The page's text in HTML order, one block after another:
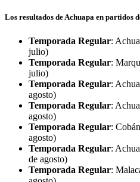
Los resultados de Achuapa en partidos
Temporada Regular:
julio)
Temporada Regular:
julio)
Temporada Regular:
agosto)
Temporada Regular:
agosto)
Temporada Regular:
agosto)
Temporada Regular:
de agosto)
Temporada Regular: